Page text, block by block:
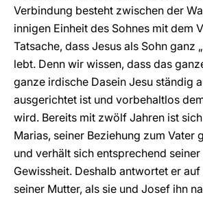
Verbindung besteht zwischen der
innigen Einheit des Sohnes mit dem
Tatsache, dass Jesus als Sohn ganz
lebt. Denn wir wissen, dass das
ganze irdische Dasein Jesu ständig
ausgerichtet ist und vorbehaltlos
wird. Bereits mit zwölf Jahren ist
Marias, seiner Beziehung zum Vater
und verhält sich entsprechend seiner
Gewissheit. Deshalb antwortet er
seiner Mutter, als sie und Josef ihn